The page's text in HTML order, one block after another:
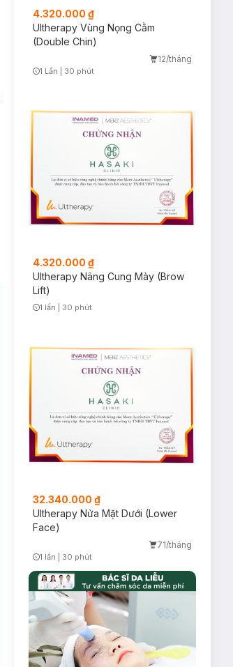
4.320.000 ₫
Ultherapy Vùng Nọng Cằm
(Double Chin)
12/tháng
Timer Gray Icon
1 Lần 30 phút
4.320.000 ₫
Ultherapy Nâng Cung Mày (Brow
Lift)
1 lần 30 phút
32.340.000 ₫
Ultherapy Nửa Mặt Dưới (Lower
Face)
71/tháng
Timer Gray Icon
1 lần 30 phút